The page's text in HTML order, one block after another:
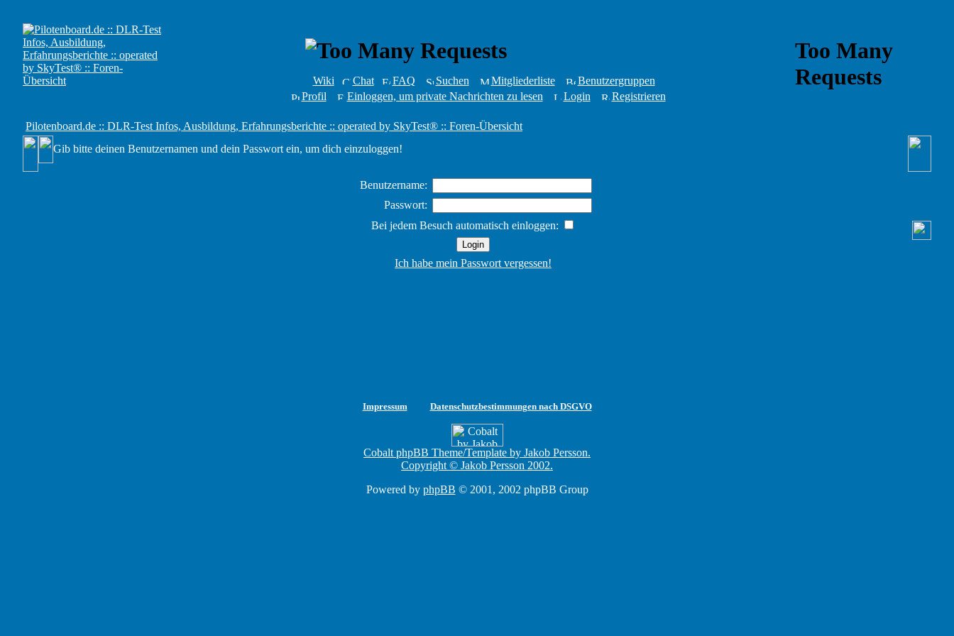
Wiki Chat FAQ Suchen Mitgliederliste
Benutzergruppen
Profil
Einloggen, um private Nachrichten zu lesen Login Registrieren
Pilotenboard.de :: DLR-Test Infos, Ausbildung, Erfahrungsberichte :: operated by SkyTest® :: Foren-Übersicht
Gib bitte deinen Benutzernamen und dein Passwort ein, um dich einzuloggen!
Benutzername:
Passwort:
Bei jedem Besuch automatisch einloggen:
Ich habe mein Passwort vergessen!
Impressum Datenschutzbestimmungen nach DSGVO
Cobalt phpBB Theme/Template by Jakob Persson.
Copyright © Jakob Persson 2002.
Powered by phpBB © 2001, 2002 phpBB Group